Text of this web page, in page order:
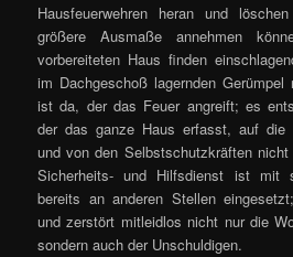
Hausfeuerwehren heran und
größere Ausmaße annehmen
vorbereiteten Haus finden
im Dachgeschoß lagernden Gerümpel
ist da, der das Feuer angreift; es
der das ganze Haus erfasst, auf die
und von den Selbstschutzkräften
Sicherheits- und Hilfsdienst ist mit
bereits an anderen Stellen
und zerstört mitleidlos nicht nur die
sondern auch der Unschuldigen.